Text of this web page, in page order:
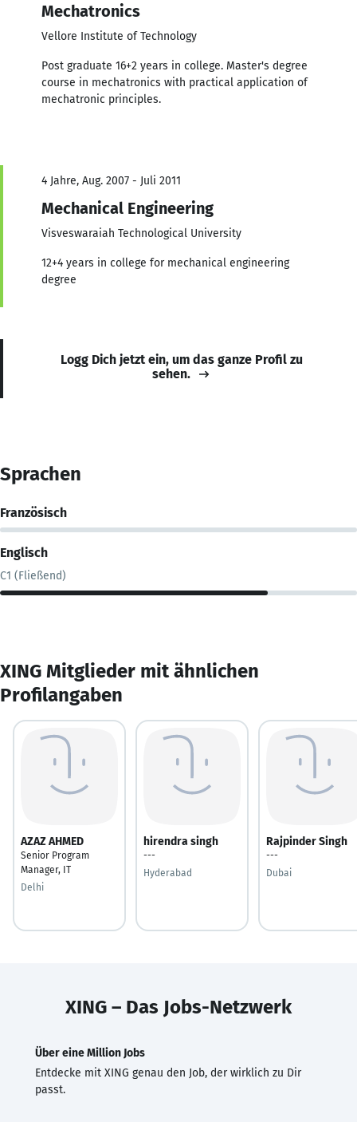
Mechatronics
Vellore Institute of Technology
Post graduate 16+2 years in college. Master's degree
course in mechatronics with practical application of
mechatronic principles.
4 Jahre, Aug. 2007 - Juli 2011
Mechanical Engineering
Visveswaraiah Technological University
12+4 years in college for mechanical engineering
degree
Logg Dich jetzt ein, um das ganze Profil zu
sehen.
Sprachen
Französisch
Englisch
C1 (Fließend)
XING Mitglieder mit ähnlichen
Profilangaben
AZAZ AHMED
Senior Program
Manager, IT
Delhi
hirendra singh
---
Hyderabad
Rajpinder Singh
---
Dubai
XING – Das Jobs-Netzwerk
Über eine Million Jobs
Entdecke mit XING genau den Job, der wirklich zu Dir
passt.